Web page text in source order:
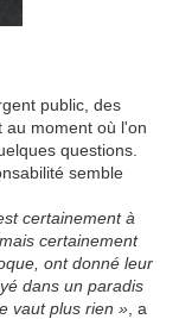
public, des
moment où l'on
questions.
semble
certainement à
certainement
ont donné leur
dans un paradis
vaut plus rien » , a